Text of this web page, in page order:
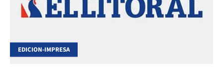
EDICION-IMPRESA